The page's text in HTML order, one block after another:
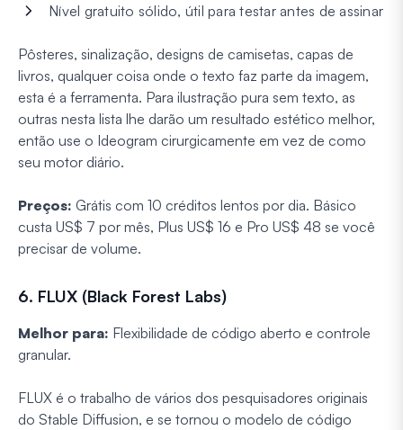
Nível gratuito sólido, útil para testar antes de assinar
Pôsteres, sinalização, designs de camisetas, capas de
livros, qualquer coisa onde o texto faz parte da imagem,
esta é a ferramenta. Para ilustração pura sem texto, as
outras nesta lista lhe darão um resultado estético melhor,
então use o Ideogram cirurgicamente em vez de como
seu motor diário.
Preços: Grátis com 10 créditos lentos por dia. Básico
custa US$ 7 por mês, Plus US$ 16 e Pro US$ 48 se você
precisar de volume.
6. FLUX (Black Forest Labs)
Melhor para: Flexibilidade de código aberto e controle
granular.
FLUX é o trabalho de vários dos pesquisadores originais
do Stable Diffusion, e se tornou o modelo de código